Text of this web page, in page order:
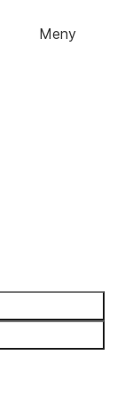
Meny